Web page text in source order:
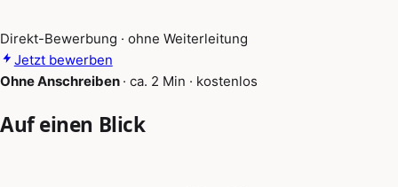
Direkt-Bewerbung · ohne Weiterleitung
Jetzt bewerben
Ohne Anschreiben · ca. 2 Min · kostenlos
Auf einen Blick